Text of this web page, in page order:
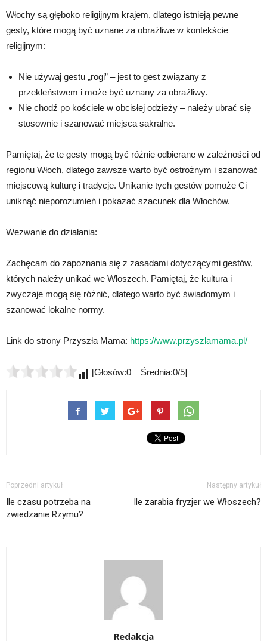
Włochy są głęboko religijnym krajem, dlatego istnieją pewne
gesty, które mogą być uznane za obraźliwe w kontekście
religijnym:
Nie używaj gestu „rogi” – jest to gest związany z
przekleństwem i może być uznany za obraźliwy.
Nie chodź po kościele w obcisłej odzieży – należy ubrać się
stosownie i szanować miejsca sakralne.
Pamiętaj, że te gesty mogą być różnie odbierane w zależności od
regionu Włoch, dlatego zawsze warto być ostrożnym i szanować
miejscową kulturę i tradycje. Unikanie tych gestów pomoże Ci
uniknąć nieporozumień i pokazać szacunek dla Włochów.
Wezwanie do działania:
Zachęcam do zapoznania się z zasadami dotyczącymi gestów,
których należy unikać we Włoszech. Pamiętaj, że kultura i
zwyczaje mogą się różnić, dlatego warto być świadomym i
szanować lokalne normy.
Link do strony Przyszła Mama: https://www.przyszlamama.pl/
[Głosów:0 Średnia:0/5]
Poprzedni artykuł
Ile czasu potrzeba na
zwiedzanie Rzymu?
Następny artykuł
Ile zarabia fryzjer we Włoszech?
Redakcja